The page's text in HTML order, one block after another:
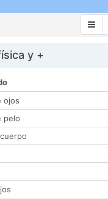
y +
ojos
pelo